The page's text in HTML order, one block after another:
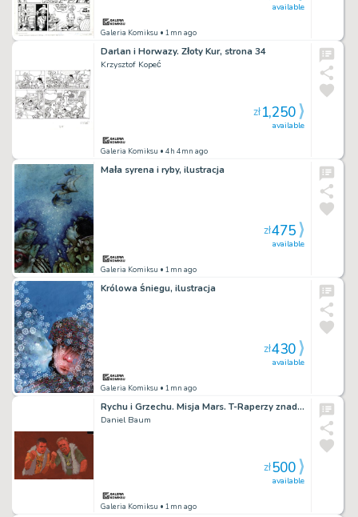
Galeria Komiksu • 1mn ago
available
Darlan i Horwazy. Złoty Kur, strona 34
Krzysztof Kopeć
Galeria Komiksu • 4h 4mn ago
available
zł1,250
Mała syrena i ryby, ilustracja
Galeria Komiksu • 1mn ago
available
zł475
Królowa śniegu, ilustracja
Galeria Komiksu • 1mn ago
available
zł430
Rychu i Grzechu. Misja Mars. T-Raperzy znad Wisły
Daniel Baum
Galeria Komiksu • 1mn ago
available
zł500